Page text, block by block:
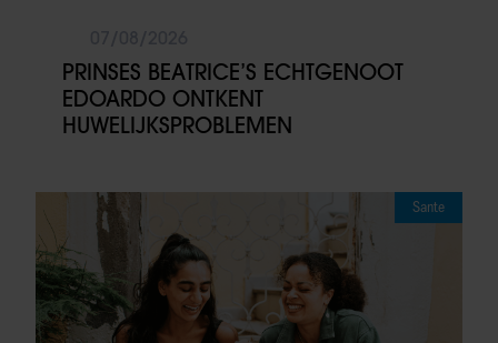
PRINSES BEATRICE’S ECHTGENOOT
EDOARDO ONTKENT
HUWELIJKSPROBLEMEN
Sante